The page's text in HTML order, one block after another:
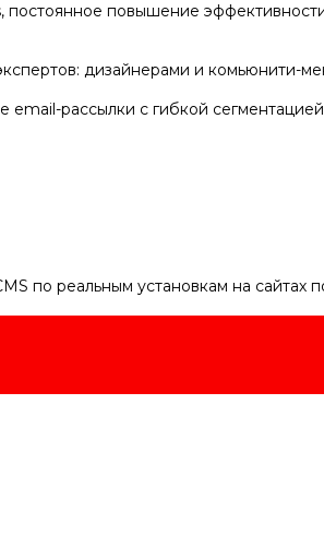
повышение
дизайнерами и комьюнити-
рассылки с гибкой
по реальным установкам на сайтах